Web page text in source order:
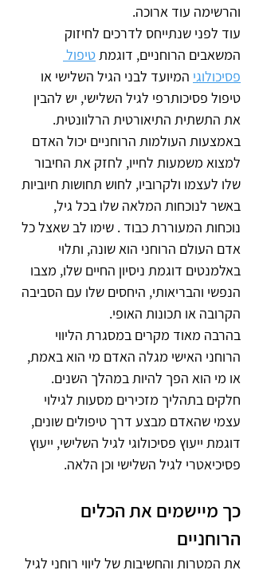
והרשימה עוד ארוכה.
עוד לפני שנתייחס לדרכים לחיזוק
המשאבים הרוחניים, דוגמת טיפול
פסיכולוגי המיועד לבני הגיל השלישי או
טיפול פסיכותרפי לגיל השלישי, יש להבין
את התשתית התיאורטית הרלוונטית.
באמצעות העולמות הרוחניים יכול האדם
למצוא משמעות לחייו, לחזק את החיבור
שלו לעצמו ולקרוביו, לחוש תחושות חיוביות
באשר לנוכחות המלאה שלו בכל גיל,
נוכחות המעוררת כבוד . שימו לב שאצל כל
אדם העולם הרוחני הוא שונה, ותלוי
באלמנטים דוגמת ניסיון החיים שלו, מצבו
הנפשי והבריאותי, היחסים שלו עם הסביבה
הקרובה או תכונות האופי.
בהרבה מאוד מקרים במסגרת הליווי
הרוחני האישי מגלה האדם מי הוא באמת,
או מי הוא הפך להיות במהלך השנים.
חלקים בתהליך מזכירים מסעות לגילוי
עצמי שהאדם מבצע דרך טיפולים שונים,
דוגמת ייעוץ פסיכולוגי לגיל השלישי, ייעוץ
פסיכיאטרי לגיל השלישי וכן הלאה.
כך מיישמים את הכלים
הרוחניים
את המטרות והחשיבות של ליווי רוחני לגיל